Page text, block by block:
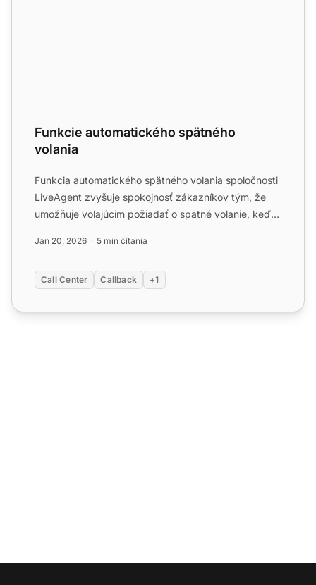
Funkcie automatického spätného
volania
Funkcia automatického spätného volania spoločnosti
LiveAgent zvyšuje spokojnosť zákazníkov tým, že
umožňuje volajúcim požiadať o spätné volanie, keď
Jan 20, 2026 5 min čítania
Call Center Callback +1